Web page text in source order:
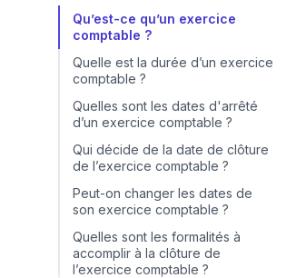
Qu’est-ce qu’un exercice
comptable ?
Quelle est la durée d’un exercice
comptable ?
Quelles sont les dates d'arrêté
d’un exercice comptable ?
Qui décide de la date de clôture
de l’exercice comptable ?
Peut-on changer les dates de
son exercice comptable ?
Quelles sont les formalités à
accomplir à la clôture de
l’exercice comptable ?